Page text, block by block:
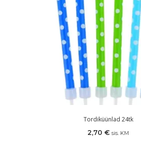
Tordiküünlad 24tk
2,70 € sis. KM